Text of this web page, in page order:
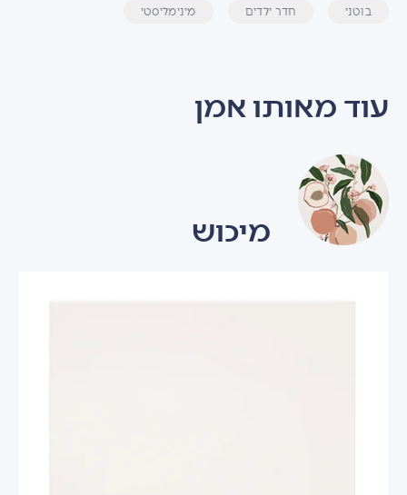
בוטני חדר ילדים מינימליסטי
עוד מאותו אמן
מיכוש